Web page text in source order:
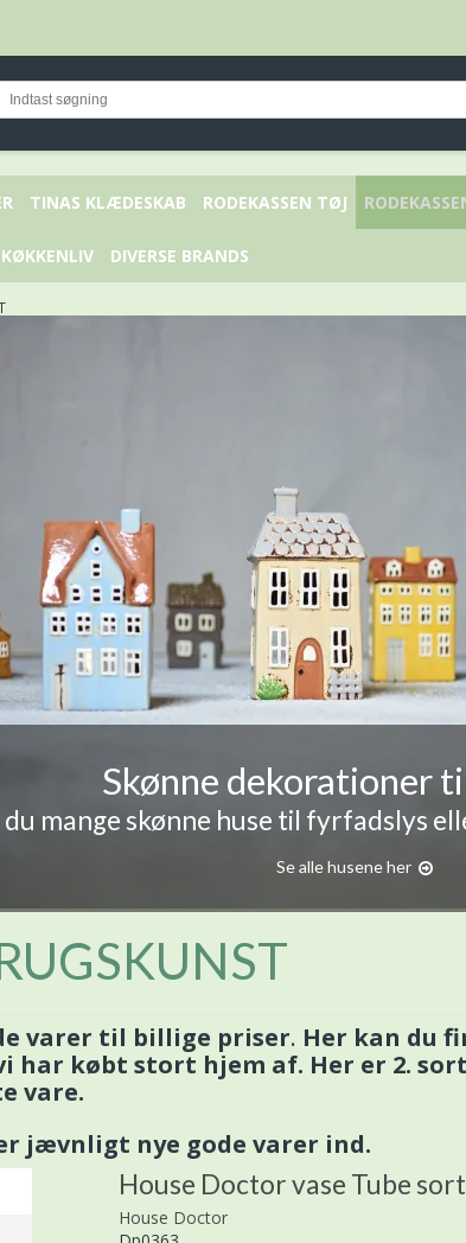
TINAS KLÆDESKAB RODEKASSEN TØJ
KØKKENLIV DIVERSE BRANDS
Skønne dekorationer
mange skønne huse til fyrfadslys
Se alle husene her
varer til billige priser. Her kan du
har købt stort hjem af. Her er 2.
vare.
jævnligt nye gode varer ind.
House Doctor vase Tube
House Doctor